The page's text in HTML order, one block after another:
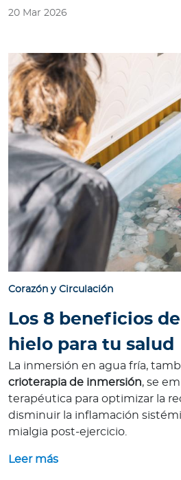
20 Mar 2026
Corazón y Circulación
Los 8 beneficios
hielo para tu salud
La inmersión en agua fría,
crioterapia de inmersión, se
terapéutica para optimizar la
disminuir la inflamación
mialgia post-ejercicio.
Leer más